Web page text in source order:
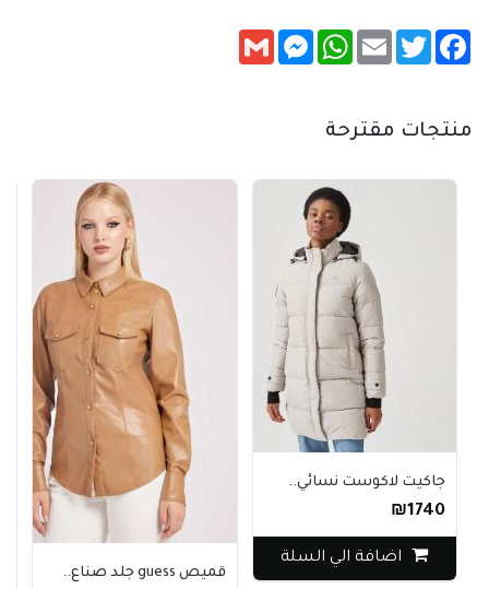
Facebook
Twitter
Email
WhatsApp
Messenger
Gmail
منتجات مقترحة
جاكيت لاكوست نسائي..
₪1740
اضافة الي السلة
قميص guess جلد صناع..